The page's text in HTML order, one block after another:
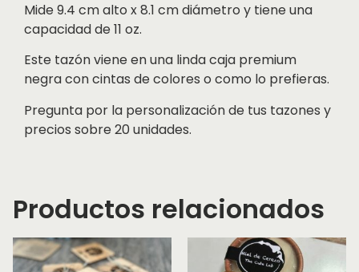
Mide 9.4 cm alto x 8.1 cm diámetro y tiene una
capacidad de 11 oz.
Este tazón viene en una linda caja premium
negra con cintas de colores o como lo prefieras.
Pregunta por la personalización de tus tazones y
precios sobre 20 unidades.
Productos relacionados